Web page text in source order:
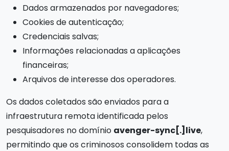
Dados armazenados por navegadores;
Cookies de autenticação;
Credenciais salvas;
Informações relacionadas a aplicações
financeiras;
Arquivos de interesse dos operadores.
Os dados coletados são enviados para a
infraestrutura remota identificada pelos
pesquisadores no domínio avenger-sync[.]live,
permitindo que os criminosos consolidem todas as